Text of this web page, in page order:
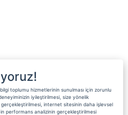
toplumu hizmetlerinin sunulması için zorunlu
iyileştirilmesi, size yönelik
internet sitesinin daha işlevsel
performans analizinin gerçekleştirilmesi